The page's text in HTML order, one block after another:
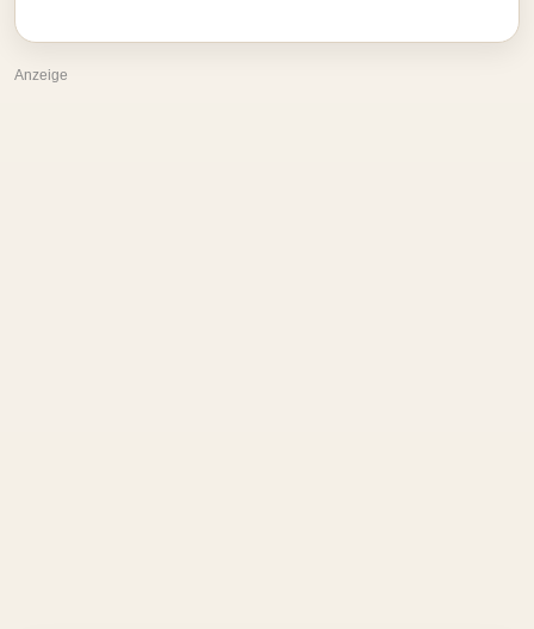
Anzeige